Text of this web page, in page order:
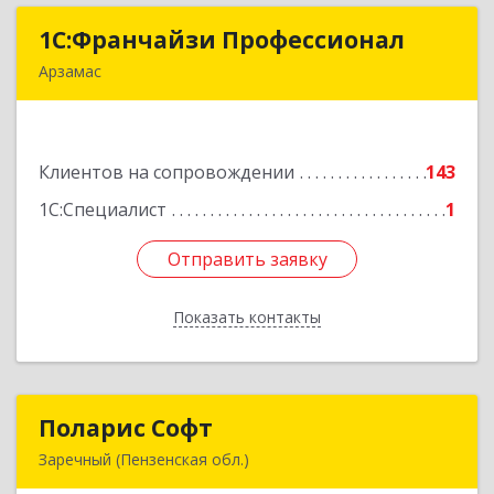
1С:Франчайзи Профессионал
Арзамас
Клиентов на сопровождении
143
1С:Специалист
1
Отправить заявку
Показать контакты
1С:Франчайзи Профессионал
Подробнее
Отправить заявку
Назад
Поларис Софт
Заречный (Пензенская обл.)